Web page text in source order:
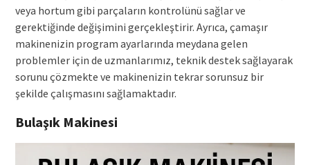
veya hortum gibi parçaların kontrolünü sağlar ve
gerektiğinde değişimini gerçekleştirir. Ayrıca, çamaşır
makinenizin program ayarlarında meydana gelen
problemler için de uzmanlarımız, teknik destek sağlayarak
sorunu çözmekte ve makinenizin tekrar sorunsuz bir
şekilde çalışmasını sağlamaktadır.
Bulaşık Makinesi